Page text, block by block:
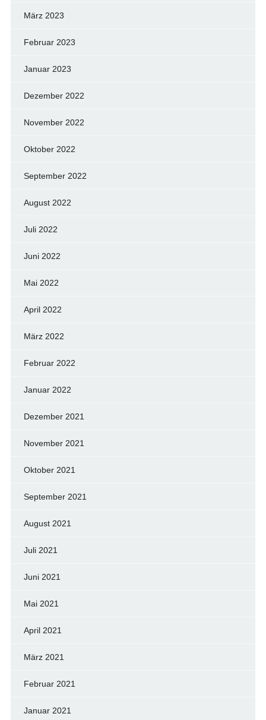
März 2023
Februar 2023
Januar 2023
Dezember 2022
November 2022
Oktober 2022
September 2022
August 2022
Juli 2022
Juni 2022
Mai 2022
April 2022
März 2022
Februar 2022
Januar 2022
Dezember 2021
November 2021
Oktober 2021
September 2021
August 2021
Juli 2021
Juni 2021
Mai 2021
April 2021
März 2021
Februar 2021
Januar 2021